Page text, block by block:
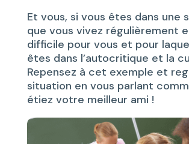
Et vous, si vous êtes dans une
que vous vivez régulièrement
difficile pour vous et pour
êtes dans l’autocritique et la
Repensez à cet exemple et
situation en vous parlant
étiez votre meilleur ami !